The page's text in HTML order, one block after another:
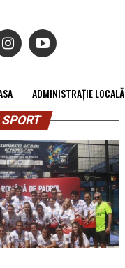
ADMINISTRAȚIE LOCALĂ
SPORT